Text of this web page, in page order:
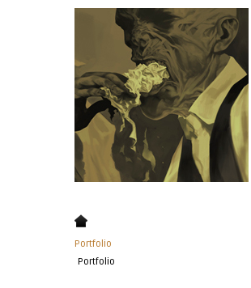
Portfolio
Portfolio